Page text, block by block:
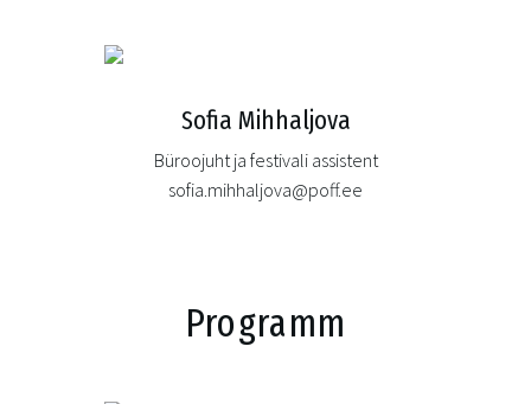
Sofia Mihhaljova
Büroojuht ja festivali assistent
sofia.mihhaljova@poff.ee
Programm